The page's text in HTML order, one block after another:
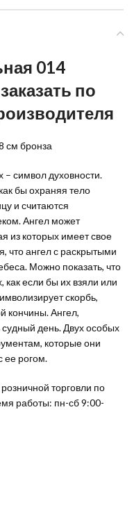
014
по
см бронза
символ духовности.
бы охраняя тело
и считаются
Ангел может
из которых имеет свое
что ангел с раскрытыми
Можно показать, что
как если бы их взяли или
скорбь,
кончины. Ангел,
день. Двух особых
которые они
ее рогом.
торговли по
работы: пн-сб 9:00-